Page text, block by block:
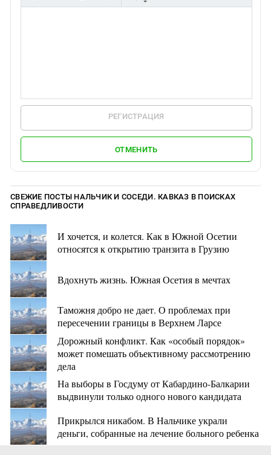
РЕГИСТРАЦИЯ
ОТМЕНИТЬ
СВЕЖИЕ ПОСТЫ НАЛЬЧИК И СОСЕДИ. КАВКАЗ В ПОИСКАХ
СПРАВЕДЛИВОСТИ
И хочется, и колется. Как в Южной Осетии
относятся к открытию транзита в Грузию
Вдохнуть жизнь. Южная Осетия в мечтах
Таможня добро не дает. О проблемах при
пересечении границы в Верхнем Ларсе
Дорожный конфликт. Как «особый порядок»
может помешать объективному рассмотрению
дела
На выборы в Госдуму от Кабардино-Балкарии
выдвинули только одного нового кандидата
Прикрылся никабом. В Нальчике украли
деньги, собранные на лечение больного ребенка